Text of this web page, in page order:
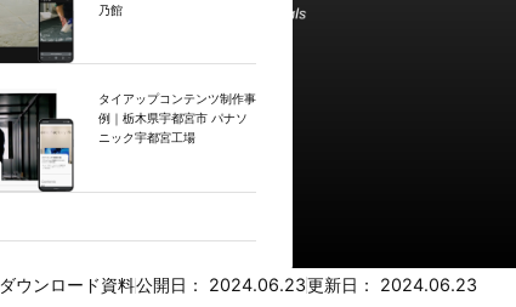
ダウンロード資料公開日： 2024.06.23更新日： 2024.06.23
乃館
タイアップコンテンツ制作事
例｜栃木県宇都宮市 パナソ
ニック宇都宮工場